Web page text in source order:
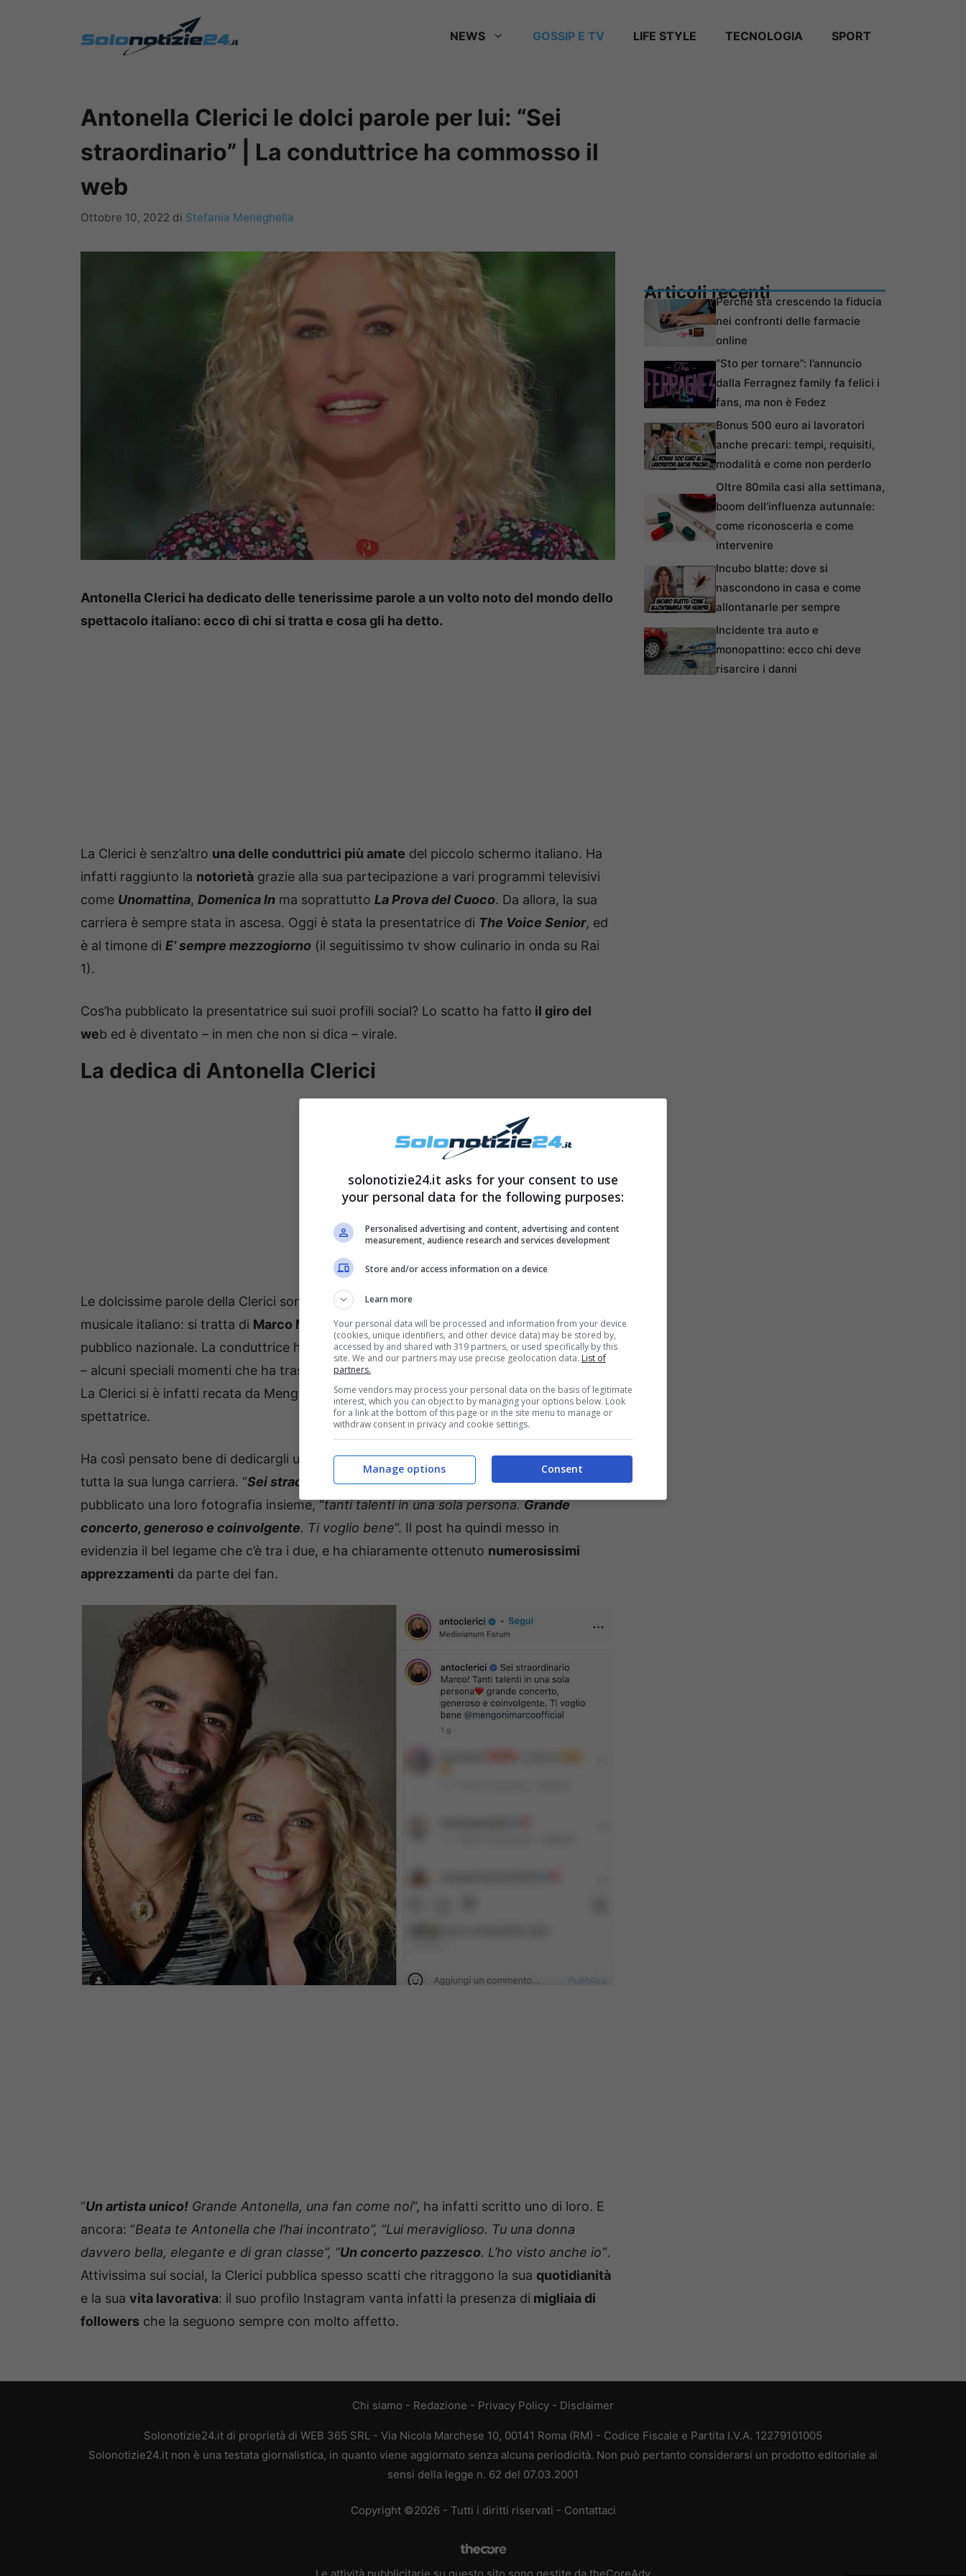
NEWS GOSSIP E TV LIFE STYLE TECNOLOGIA SPORT
Antonella Clerici le dolci parole per lui: “Sei
straordinario” | La conduttrice ha commosso il
web
Ottobre 10, 2022 di Stefania Meneghella
Antonella Clerici ha dedicato delle tenerissime parole a un volto noto del mondo dello
spettacolo italiano: ecco di chi si tratta e cosa gli ha detto.
La Clerici è senz’altro una delle conduttrici più amate del piccolo schermo italiano. Ha
infatti raggiunto la notorietà grazie alla sua partecipazione a vari programmi televisivi
come Unomattina, Domenica In ma soprattutto La Prova del Cuoco. Da allora, la sua
carriera è sempre stata in ascesa. Oggi è stata la presentatrice di The Voice Senior, ed
è al timone di E’ sempre mezzogiorno (il seguitissimo tv show culinario in onda su Rai
1).
Cos’ha pubblicato la presentatrice sui suoi profili social? Lo scatto ha fatto il giro del
web ed è diventato – in men che non si dica – virale.
La dedica di Antonella Clerici
Le dolcissime parole della Clerici sono state tutte dedicate a una star del panorama
musicale italiano: si tratta di Marco Mengoni, uno dei cantanti più amati dal grande
pubblico nazionale. La conduttrice ha infatti documentato – sulle sue Instagram stories
– alcuni speciali momenti che ha trascorso durante
La Clerici si è infatti recata da Mengoni peruna tappa del suo tour, e ha fatto da
spettatrice.
Ha così pensato bene di dedicargli un post, per omaggiare la sua splendida musicae
tutta la sua lunga carriera. “Sei straordinario Marco!“, ha infatti scritto lei dopo aver
pubblicato una loro fotografia insieme, “tanti talenti in una sola persona.Grande
concerto, generoso e coinvolgente. Ti voglio bene“. Il post ha quindi messo in
evidenzia il bel legame che c’è tra i due, e ha chiaramente ottenuto numerosissimi
apprezzamenti da parte dei fan.
“Un artista unico! Grande Antonella, una fan come noi“, ha infatti scritto uno di loro. E
ancora: “Beata te Antonella che l’hai incontrato”, “Lui meraviglioso. Tu una donna
davvero bella, elegante e di gran classe”, “Un concerto pazzesco. L’ho visto anche io”.
Attivissima sui social, la Clerici pubblica spesso scatti che ritraggono la sua quotidianità
e la sua vita lavorativa: il suo profilo Instagram vanta infatti la presenza di migliaia di
followers che la seguono sempre con molto affetto.
Articoli recentiPerché sta crescendo la fiducia
nei confronti delle farmacie
online
“Sto per tornare”: l’annuncio
dalla Ferragnez family fa felici i
fans, ma non è Fedez
Bonus 500 euro ai lavoratori
anche precari: tempi, requisiti,
modalità e come non perderlo
Oltre 80mila casi alla settimana,
boom dell’influenza autunnale:
come riconoscerla e come
intervenire
Incubo blatte: dove si
nascondono in casa e come
allontanarle per sempre
Incidente tra auto e
monopattino: ecco chi deve
risarcire i danni
Chi siamo - Redazione - Privacy Policy - Disclaimer
Solonotizie24.it di proprietà di WEB 365 SRL - Via Nicola Marchese 10, 00141 Roma (RM) - Codice Fiscale e Partita I.V.A. 12279101005
Solonotizie24.it non è una testata giornalistica, in quanto viene aggiornato senza alcuna periodicità. Non può pertanto considerarsi un prodotto editoriale ai
sensi della legge n. 62 del 07.03.2001
Copyright ©2026 - Tutti i diritti riservati - Contattaci
solonotizie24.it asks for your consent to use
your personal data for the following purposes:
Personalised advertising and content, advertising and content
measurement, audience research and services development
Store and/or access information on a device
Learn more
Your personal data will be processed and information from your device
(cookies, unique identifiers, and other device data) may be stored by,
accessed by and shared with 319 partners, or used specifically by this
site. We and our partners may use precise geolocation data. List of
partners.
Some vendors may process your personal data on the basis of legitimate
interest, which you can object to by managing your options below. Look
for a link at the bottom of this page or in the site menu to manage or
withdraw consent in privacy and cookie settings.
Consent
Manage options